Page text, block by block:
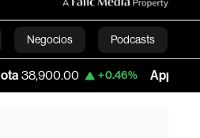
Negocios Podcasts
38,900.00 +0.46% Apple